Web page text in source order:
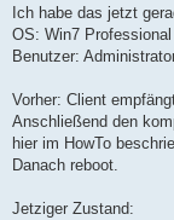
a
Ich habe das jetzt
OS: Win7
Benutzer:
Vorher: Client
Anschließend den
hier im HowTo
Danach reboot.
Jetziger Zustand: